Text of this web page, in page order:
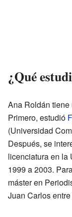
¿Qué
Ana Roldán tiene
Primero, estudió
(Universidad
Después, se
licenciatura en la
1999 a 2003.
máster en
Juan Carlos